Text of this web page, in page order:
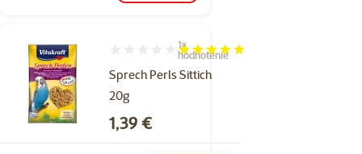
Sprech Perls Sittich
20g
Hodnotenie 100%, počet hodnotení: 1
1×
hodnotenie
Cena
1,39 €